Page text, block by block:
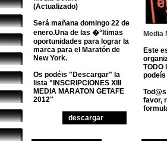
(Actualizado)
Será mañana domingo 22 de
enero.Una de las �°ltimas
oportunidades para lograr la
marca para el Maratón de
New York.
Os podéis "Descargar" la
lista "INSCRIPCIONES XIII
MEDIA MARATON GETAFE
2012"
descargar
Media
Este
TODO
podeís
favor,